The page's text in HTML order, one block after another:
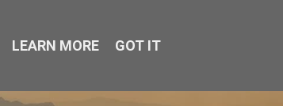
LEARN MORE GOT IT